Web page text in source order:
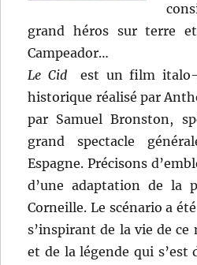
grand héros sur terre
Campeador…
Le Cidest un film italo-
historique réalisé par
par Samuel Bronston,
grand spectacle
Espagne. Précisons
d’une adaptation de la
Corneille. Le scénario a
s’inspirant de la vie de ce
et de la légende qui s’est